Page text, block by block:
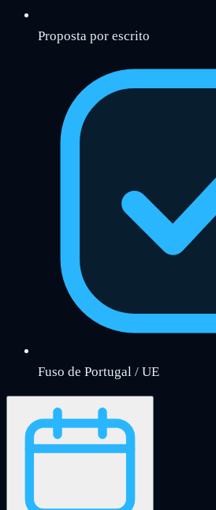
Proposta por escrito
Fuso de Portugal / UE